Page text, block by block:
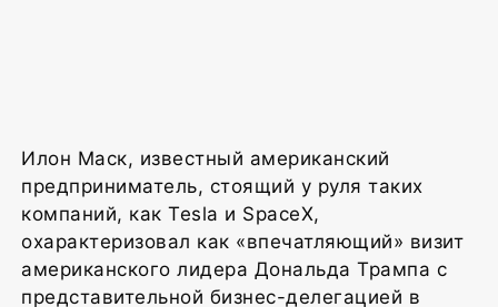
Илон Маск, известный американский
предприниматель, стоящий у руля таких
компаний, как Tesla и SpaceX,
охарактеризовал как «впечатляющий» визит
американского лидера Дональда Трампа с
представительной бизнес-делегацией в